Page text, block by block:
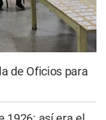
de Oficios para